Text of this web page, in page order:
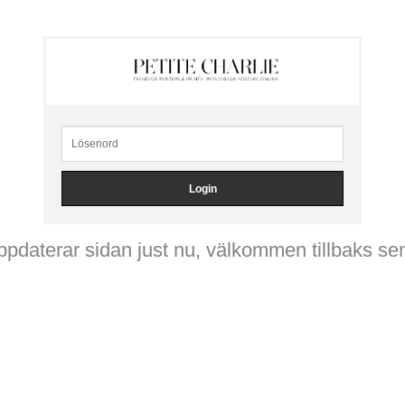
sidan just nu, välkommen tillbaks